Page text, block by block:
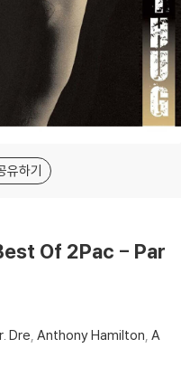
유하기
Of 2Pac - Par
Dre Anthony Hamilton A